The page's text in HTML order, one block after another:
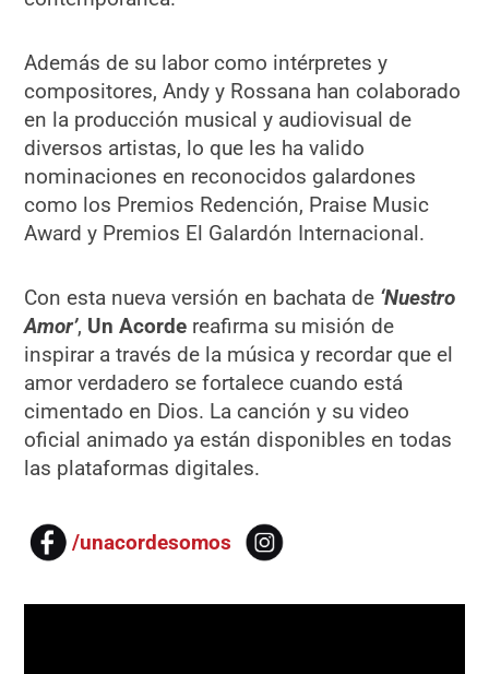
Además de su labor como intérpretes y
compositores, Andy y Rossana han colaborado
en la producción musical y audiovisual de
diversos artistas, lo que les ha valido
nominaciones en reconocidos galardones
como los Premios Redención, Praise Music
Award y Premios El Galardón Internacional.
Con esta nueva versión en bachata de ‘Nuestro
Amor’, Un Acorde reafirma su misión de
inspirar a través de la música y recordar que el
amor verdadero se fortalece cuando está
cimentado en Dios. La canción y su video
oficial animado ya están disponibles en todas
las plataformas digitales.
/unacordesomos